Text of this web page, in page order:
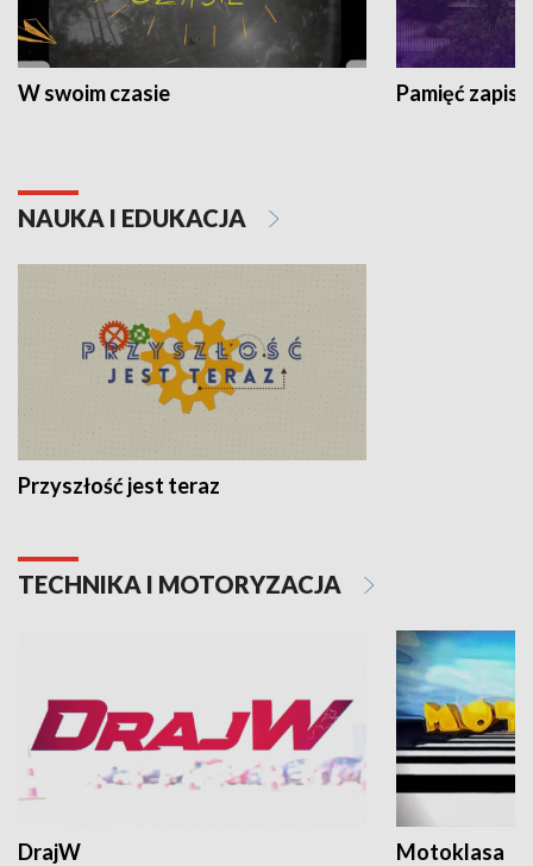
W swoim czasie Pamięć
NAUKA I EDUKACJA
Przyszłość jest teraz
TECHNIKA I MOTORYZACJA
DrajW Motoklasa